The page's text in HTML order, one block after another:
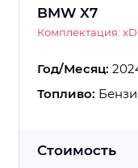
BMW X7
Комплектация:
Год/Месяц:
Топливо:
Стоимость